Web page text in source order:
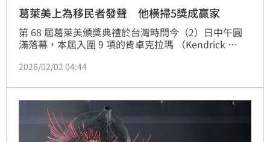
葛萊美上為移民者發聲 他橫掃5獎成贏家
第 68 屆葛萊美頒獎典禮於台灣時間今（2）日中午圓
滿落幕，本屆入圍 9 項的肯卓克拉瑪 （Kendrick
讓他生涯累積 27 座獎項，成為葛萊美史上獲獎最多的
演唱專輯」和「最佳流行舞曲錄製」兩項大獎。
2026/02/02 04:44